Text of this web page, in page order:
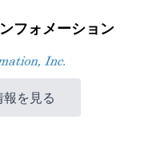
フォメーション
を見る